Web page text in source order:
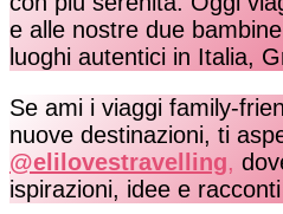
e alle nostre due
luoghi autentici in Italia,
Se ami i viaggi family-
nuove destinazioni, ti
@elilovestravelling,
ispirazioni, idee e